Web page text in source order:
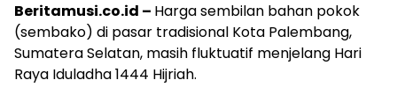
Beritamusi.co.id – Harga sembilan bahan pokok
(sembako) di pasar tradisional Kota Palembang,
Sumatera Selatan, masih fluktuatif menjelang Hari
Raya Iduladha 1444 Hijriah.